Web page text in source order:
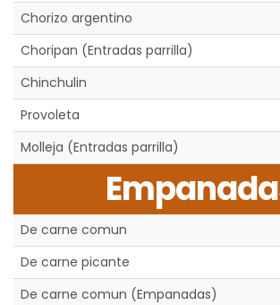
Chorizo argentino
Choripan (Entradas parrilla)
Chinchulin
Provoleta
Molleja (Entradas parrilla)
De carne comun
De carne picante
De carne comun (Empanadas)